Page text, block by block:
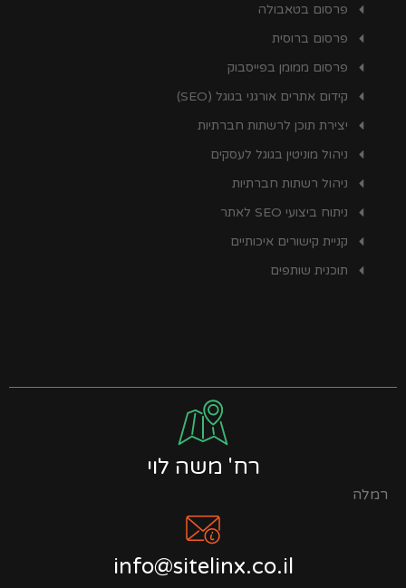
פרסום בטאבולה
פרסום ברוסית
פרסום ממומן בפייסבוק
קידום אתרים אורגני בגוגל (SEO)
יצירת תוכן לרשתות חברתיות
ניהול מוניטין בגוגל לעסקים
ניהול רשתות חברתיות
ניתוח ביצועי SEO לאתר
קניית קישורים איכותיים
תוכנית שותפים
רח' משה לוי
רמלה
info@sitelinx.co.il